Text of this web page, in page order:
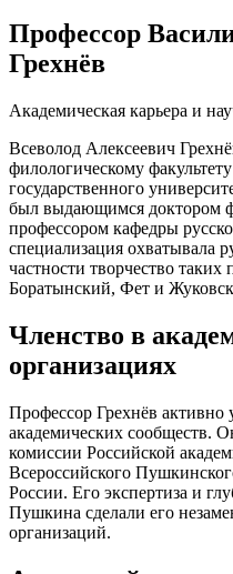
Профессор
Грехнёв
Академическая карьера и
Всеволод Алексеевич
филологическому
государственного
был выдающимся доктором
профессором кафедры
специализация охватывала
частности творчество
Боратынский, Фет и
Членство в
организациях
Профессор Грехнёв активно
академических сообществ.
комиссии Российской
Всероссийского
России. Его экспертиза и
Пушкина сделали его
организаций.